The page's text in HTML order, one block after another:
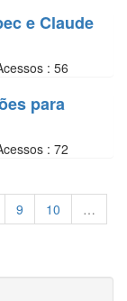
e Claude
: 56
para
: 72
9 10
…